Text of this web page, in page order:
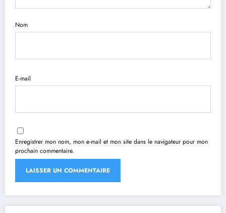
Nom
E-mail
Enregistrer mon nom, mon e-mail et mon site dans le navigateur pour mon
prochain commentaire.